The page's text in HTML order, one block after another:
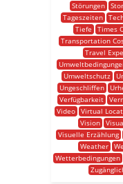
Störungen
Tageszeiten
Tiefe
Times
Transportation
Travel
Umweltschutz
Ungeschliffen
Verfügbarkeit
Video
Virtual
Vision
Visuelle Erzählung
Weather
Wetterbedingungen